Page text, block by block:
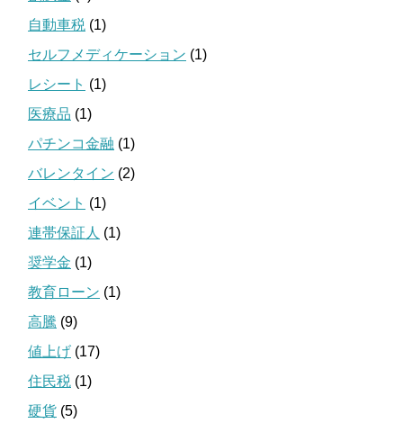
自動車税 (1)
セルフメディケーション (1)
レシート (1)
医療品 (1)
パチンコ金融 (1)
バレンタイン (2)
イベント (1)
連帯保証人 (1)
奨学金 (1)
教育ローン (1)
高騰 (9)
値上げ (17)
住民税 (1)
硬貨 (5)